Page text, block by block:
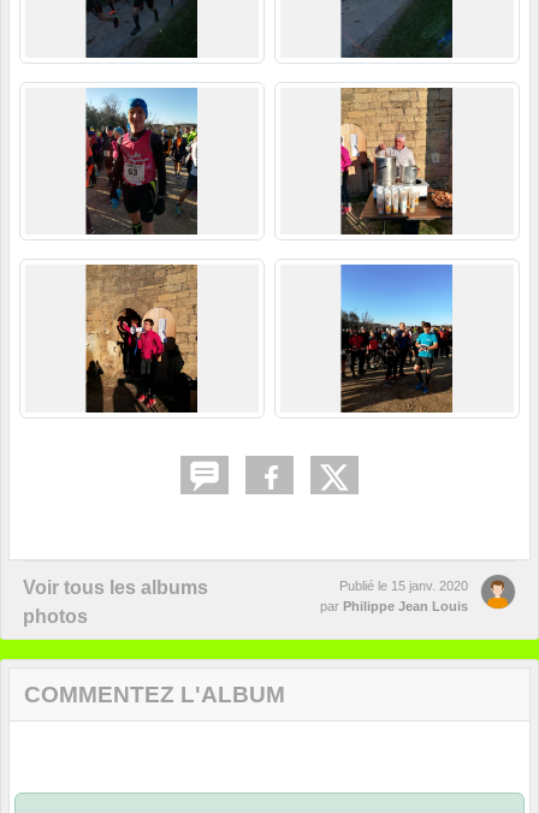
Voir tous les albums
photos
Publié le 15 janv. 2020
par Philippe Jean Louis
COMMENTEZ L'ALBUM